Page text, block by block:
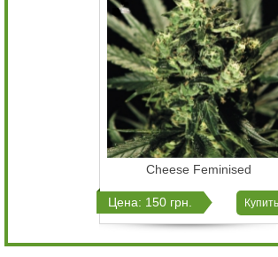
Cheese Feminised
Цена: 150 грн. Купить